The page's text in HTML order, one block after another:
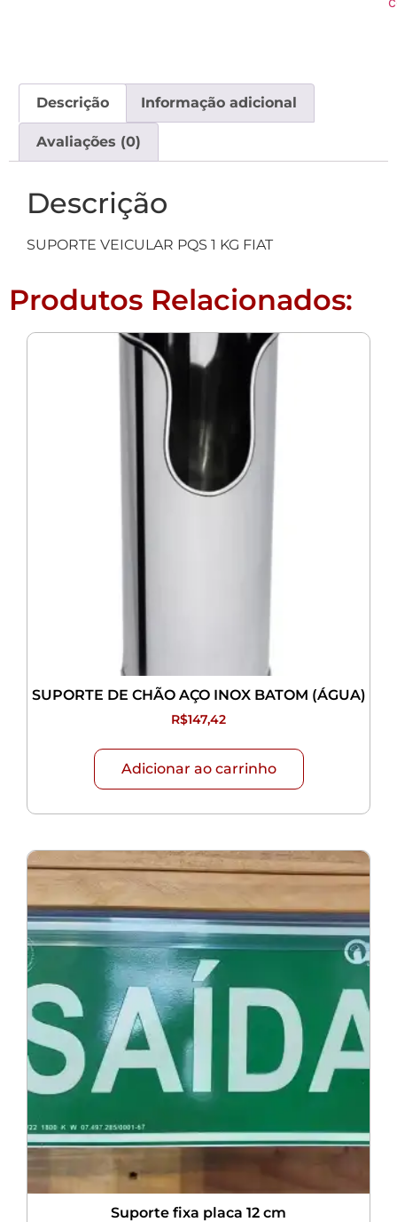
Descrição Informação adicional
Avaliações (0)
Descrição
SUPORTE VEICULAR PQS 1 KG FIAT
Produtos Relacionados:
SUPORTE DE CHÃO AÇO INOX BATOM (ÁGUA)
R$147,42
Adicionar ao carrinho
Suporte fixa placa 12 cm